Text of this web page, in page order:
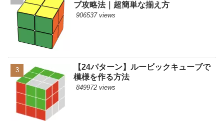
ブ攻略法｜超簡単な揃え方
906537 views
【24パターン】ルービックキューブで
模様を作る方法
849972 views